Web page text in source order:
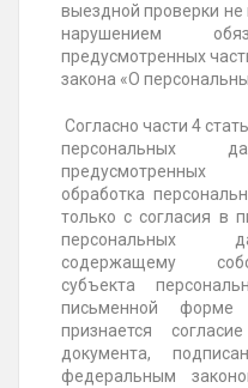
выездной проверки не
нарушением
предусмотренных
закона «О
Согласно части 4
персональных
предусмотренных
обработка
только с согласия в
персональных
содержащему
субъекта
письменной
признается
документа,
федеральным